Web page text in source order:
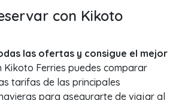
con Kikoto
las ofertas y consigue el mejor
Kikoto Ferries puedes comparar
tarifas de las principales
para asegurarte de viajar al